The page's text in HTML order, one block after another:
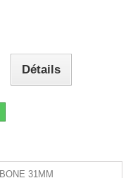
Détails